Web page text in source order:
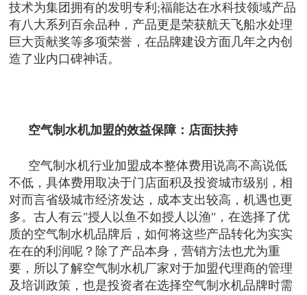
技术为集团拥有的发明专利 ;福能达在水科技领域产品
有八大系列百余品种，产品更是荣获航天飞船水处理
巨大贡献奖等多项荣誉，在品牌建设方面几年之内创
造了业内口碑神话。
空气制水机加盟的效益保障：店面扶持
空气制水机行业加盟成本整体费用说高不高说低
不低，具体费用取决于门店面积及投资城市级别，相
对而言省级城市经济发达，成本支出较高，机遇也更
多。古人有云"授人以鱼不如授人以渔" ，在选择了优
质的空气制水机品牌后，如何将这些产品转化为实实
在在的利润呢？除了产品本身，营销方法也尤为重
要，所以了解空气制水机厂家对于加盟代理商的管理
及培训政策，也是投资者在选择空气制水机品牌时需